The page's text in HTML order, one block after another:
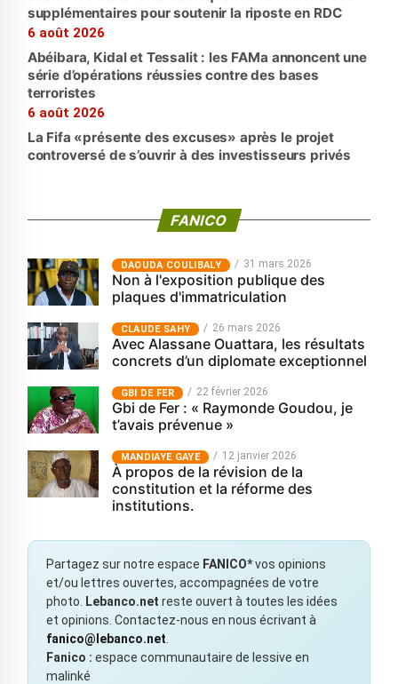
supplémentaires pour soutenir la riposte en RDC
6 août 2026
Abéibara, Kidal et Tessalit : les FAMa annoncent une
série d’opérations réussies contre des bases
terroristes
6 août 2026
La Fifa «présente des excuses» après le projet
controversé de s’ouvrir à des investisseurs privés
FANICO
‎DAOUDA COULIBALY 31 mars 2026
Non à l'exposition publique des
plaques d'immatriculation
CLAUDE SAHY 26 mars 2026
Avec Alassane Ouattara, les résultats
concrets d’un diplomate exceptionnel
GBI DE FER 22 février 2026
Gbi de Fer : « Raymonde Goudou, je
t’avais prévenue »
MANDIAYE GAYE 12 janvier 2026
À propos de la révision de la
constitution et la réforme des
institutions.
Partagez sur notre espace FANICO*vos opinions
et/ou lettres ouvertes, accompagnées de votre
photo.
Lebanco.net reste ouvert à toutes les idées
et opinions. Contactez-nous en nous écrivant à
fanico@lebanco.net
Fanico : espace communautaire de lessive en
malinké